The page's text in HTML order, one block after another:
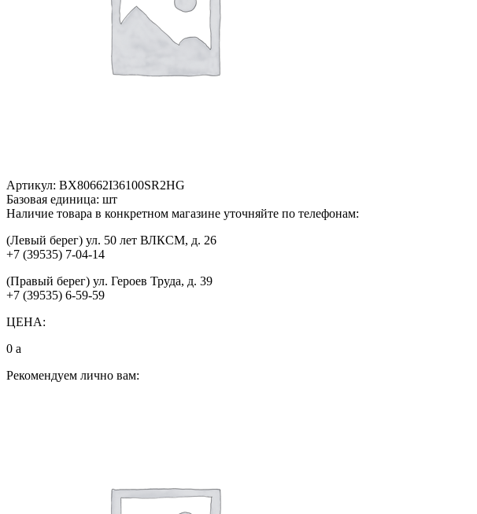
Артикул: BX80662I36100SR2HG
Базовая единица: шт
Наличие товара в конкретном магазине уточняйте по телефонам:
(Левый берег) ул. 50 лет ВЛКСМ, д. 26
+7 (39535) 7-04-14
(Правый берег) ул. Героев Труда, д. 39
+7 (39535) 6-59-59
ЦЕНА:
0 a
Рекомендуем лично вам: